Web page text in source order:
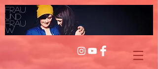
Frau
und
Frau
W